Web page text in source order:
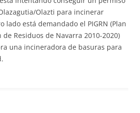
Olazti para incinerar
lado está demandado el PIGRN (Plan
Residuos de Navarra 2010-2020)
una incineradora de basuras para